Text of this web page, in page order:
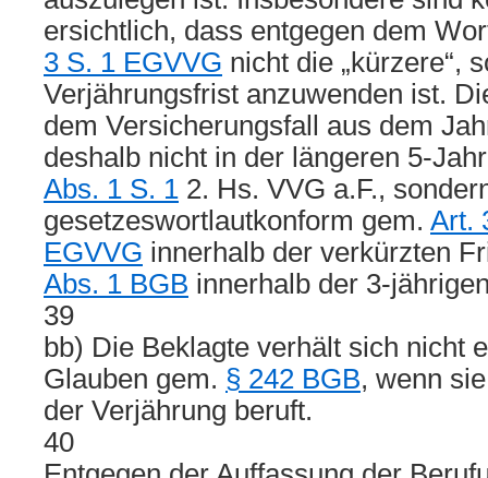
ersichtlich, dass entgegen dem
3 S. 1 EGVVG nicht die „kürzere“,
Verjährungsfrist anzuwenden ist.
dem Versicherungsfall aus dem
deshalb nicht in der längeren 5-
Abs. 1 S. 1 2. Hs. VVG a.F.,
gesetzeswortlautkonform gem. Art.
EGVVG innerhalb der verkürzten
Abs. 1 BGB innerhalb der 3-
39
bb) Die Beklagte verhält sich nicht
Glauben gem. § 242 BGB, wenn
der Verjährung beruft.
40